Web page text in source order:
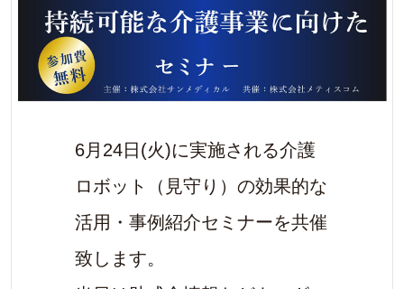
6月24日(火)に実施される介護
ロボット（見守り）の効果的な
活用・事例紹介セミナーを共催
致します。